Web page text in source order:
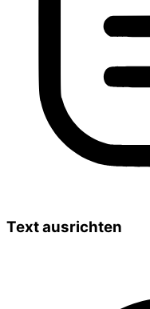
Text ausrichten